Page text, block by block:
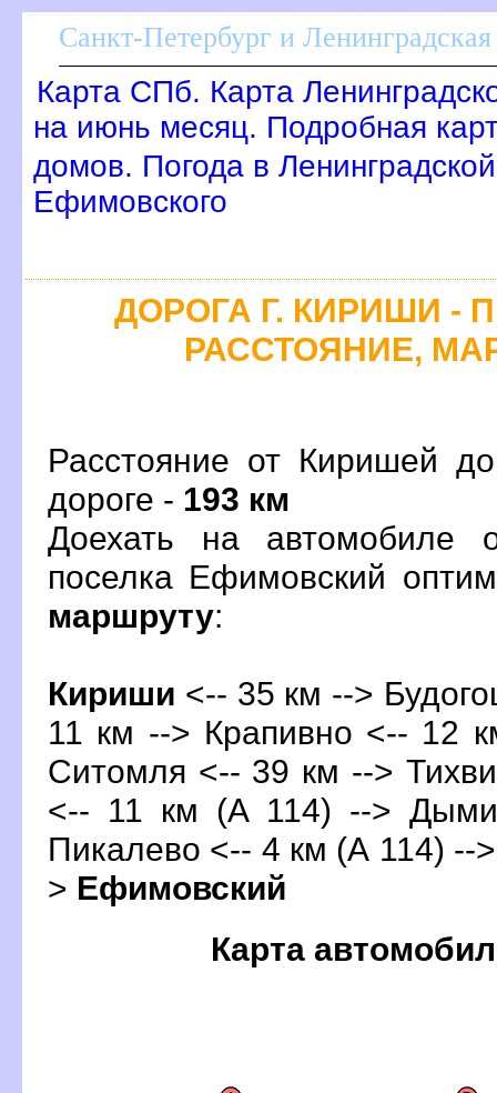
Санкт-Петербург и Ленинградская
Карта СПб. Карта
на июнь месяц. Подробная
домов. Погода в
Ефимовского
ДОРОГА Г. КИРИШИ -
РАССТОЯНИЕ,
Расстояние от Киришей
дороге - 193 км
Доехать на автомобиле
поселка Ефимовский
маршруту:
Кириши <-- 35 км -->
11 км --> Крапивно <-- 12
Ситомля <-- 39 км -->
<-- 11 км (А 114) -->
Пикалево <-- 4 км (А 114)
> Ефимовский
Карта